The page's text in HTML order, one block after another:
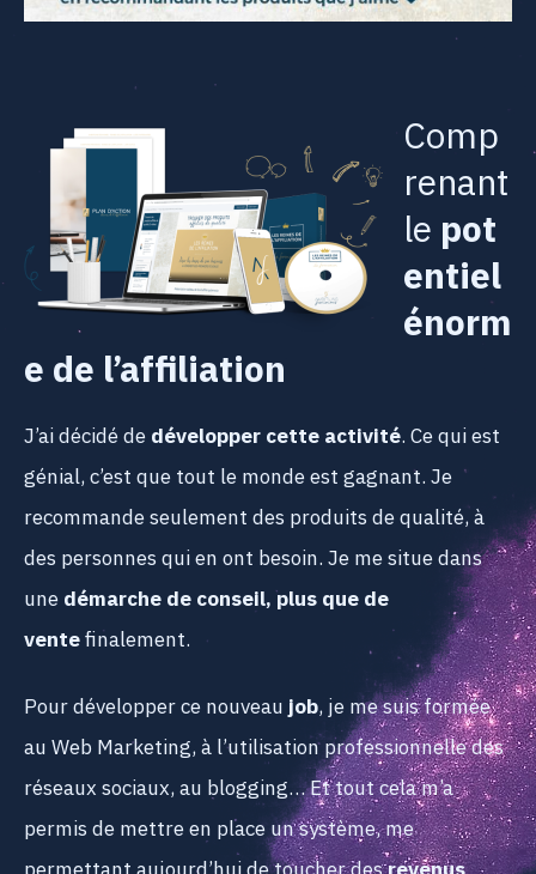
Comp
renant
le pot
entiel
énorm
e de l’affiliation
J’ai décidé dedévelopper cette activité. Ce qui est
génial, c’est que tout le monde est gagnant. Je
recommande seulement des produits de qualité, à
des personnes qui en ont besoin. Je me situe dans
unedémarche de conseil, plus que de
ventefinalement.
Pour développer ce nouveaujob, je me suis formée
au Web Marketing, à l’utilisation professionnelle des
réseaux sociaux, au blogging… Et tout cela m’a
permis de mettre en place un système, me